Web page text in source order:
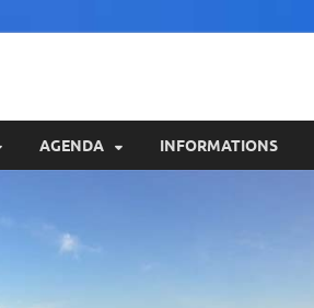
AGENDA INFORMATIONS